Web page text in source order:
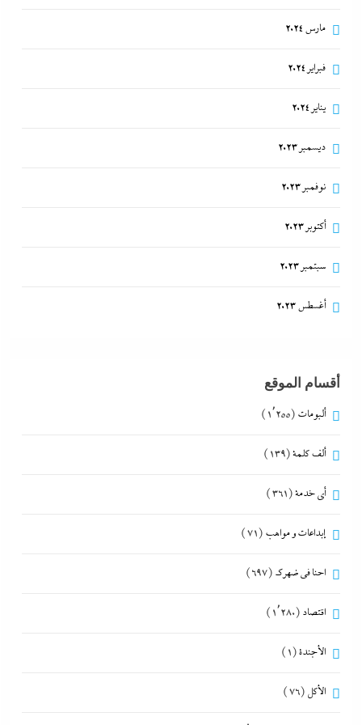
مارس 2024
فبراير 2024
يناير 2024
ديسمبر 2023
نوفمبر 2023
أكتوبر 2023
سبتمبر 2023
أغسطس 2023
أقسام الموقع
ألبومات (1٬255)
ألف كلمة(139)
أي خدمة(361)
إبداعات و مواهب (71)
احنا في ضهرك (697)
اقتصاد (1٬280)
الأجندة(1)
الأكل (76)